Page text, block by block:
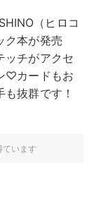
（ヒロコ
ク本が発売
ッチがアクセ
♡カードもお
抜群です！
います